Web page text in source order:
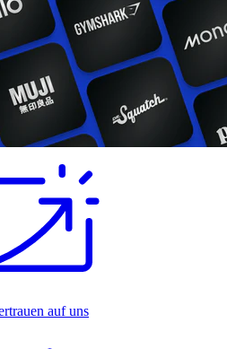
auf uns